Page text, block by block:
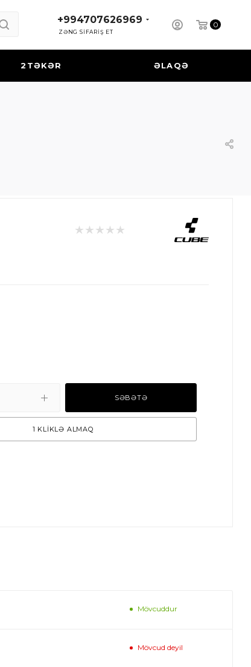
0
+994707626969
ZƏNG SİFARİŞ ET
2TƏKƏR ƏLAQƏ
SƏBƏTƏ
1 KLİKLƏ ALMAQ
Mövcuddur
Mövcud deyil